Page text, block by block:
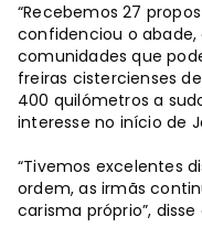
“Recebemos 27
confidenciou o
comunidades que
freiras cistercienses
400 quilómetros a
interesse no início de
“Tivemos excelentes
ordem, as irmãs
carisma próprio”,